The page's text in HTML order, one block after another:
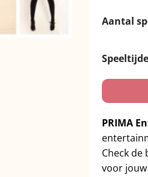
Aantal
PRIMA
Check de
voor